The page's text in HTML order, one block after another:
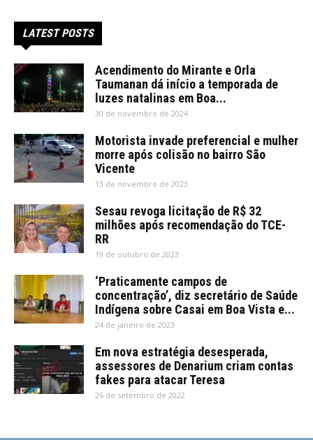
LATEST POSTS
Acendimento do Mirante e Orla
Taumanan dá início a temporada de
luzes natalinas em Boa...
30 de novembro de 2024
Motorista invade preferencial e mulher
morre após colisão no bairro São
Vicente
13 de novembro de 2023
Sesau revoga licitação de R$ 32
milhões após recomendação do TCE-
RR
19 de outubro de 2023
‘Praticamente campos de
concentração’, diz secretário de Saúde
Indígena sobre Casai em Boa Vista e...
24 de janeiro de 2023
Em nova estratégia desesperada,
assessores de Denarium criam contas
fakes para atacar Teresa
26 de setembro de 2022